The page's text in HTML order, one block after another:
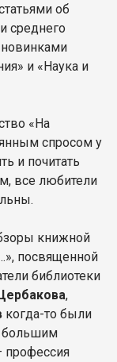
об
среднего
новинками
и «Наука и
«На
спросом у
и почитать
все любители
книжной
посвященной
библиотеки
,
когда-то были
большим
профессия